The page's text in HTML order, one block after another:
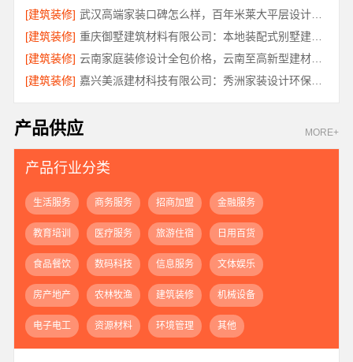
[建筑装修]
武汉高端家装口碑怎么样，百年米莱大平层设计装修实景
[建筑装修]
重庆御墅建筑材料有限公司：本地装配式别墅建造零增项
[建筑装修]
云南家庭装修设计全包价格，云南至高新型建材有限公司
[建筑装修]
嘉兴美派建材科技有限公司：秀洲家装设计环保材料推荐
产品供应 MORE+
产品行业分类
生活服务 商务服务 招商加盟 金融服务
教育培训 医疗服务 旅游住宿 日用百货
食品餐饮 数码科技 信息服务 文体娱乐
房产地产 农林牧渔 建筑装修 机械设备
电子电工 资源材料 环境管理 其他